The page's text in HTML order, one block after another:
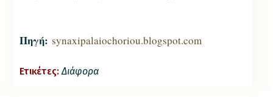
Πηγή:synaxipalaiochoriou.blogspot.com
Ετικέτες: Διάφορα